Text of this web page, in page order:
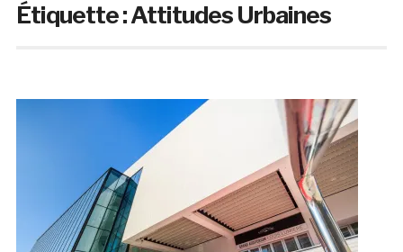
Étiquette :Attitudes Urbaines